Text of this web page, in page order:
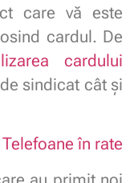
care vă este
cardul. De
cardului
sindicat cât și
Telefoane în rate